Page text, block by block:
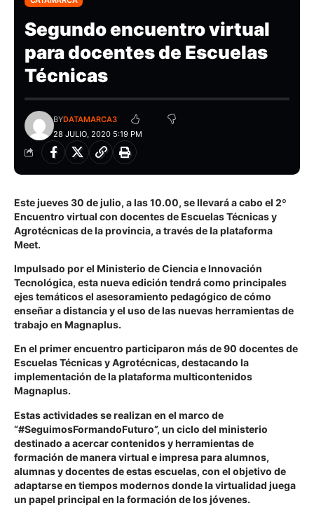
Segundo encuentro virtual
para docentes de Escuelas
Técnicas
28 JULIO, 2020 5:19 PM
BYDATAMARCA3
Este jueves 30 de julio, a las 10.00, se llevará a cabo el 2º
Encuentro virtual con docentes de Escuelas Técnicas y
Agrotécnicas de la provincia, a través de la plataforma
Meet.
Impulsado por el Ministerio de Ciencia e Innovación
Tecnológica, esta nueva edición tendrá como principales
ejes temáticos el asesoramiento pedagógico de cómo
enseñar a distancia y el uso de las nuevas herramientas de
trabajo en Magnaplus.
En el primer encuentro participaron más de 90 docentes de
Escuelas Técnicas y Agrotécnicas, destacando la
implementación de la plataforma multicontenidos
Magnaplus.
Estas actividades se realizan en el marco de
“#SeguimosFormandoFuturo”, un ciclo del ministerio
destinado a acercar contenidos y herramientas de
formación de manera virtual e impresa para alumnos,
alumnas y docentes de estas escuelas, con el objetivo de
adaptarse en tiempos modernos donde la virtualidad juega
un papel principal en la formación de los jóvenes.